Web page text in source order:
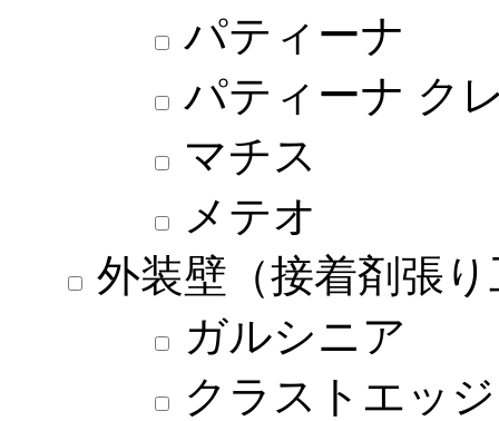
パティーナ
パティーナ ク
マチス
メテオ
外装壁（接着剤張
ガルシニア
クラストエッジ